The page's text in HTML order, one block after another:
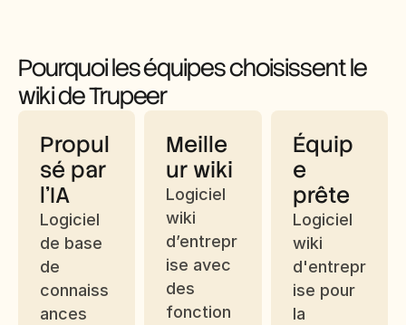
Pourquoi les équipes choisissent le
wiki de Trupeer
Propul
sé par
l’IA
Logiciel
de base
de
connaiss
ances
Meille
ur wiki
Logiciel
wiki
d’entrepr
ise avec
des
fonction
Équip
e
prête
Logiciel
wiki
d'entrepr
ise pour
la